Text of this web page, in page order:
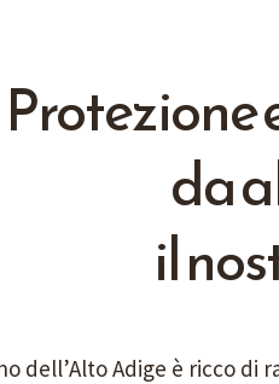
Protezione
da
il
dell’Alto Adige è ricco